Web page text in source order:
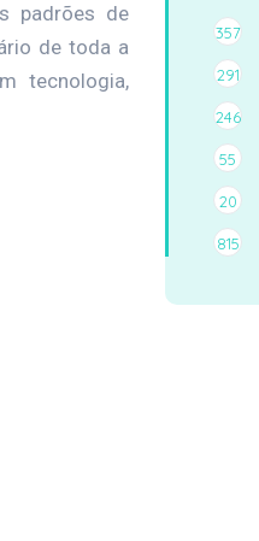
padrões de
de toda a
tecnologia,
357
291
246
55
20
815